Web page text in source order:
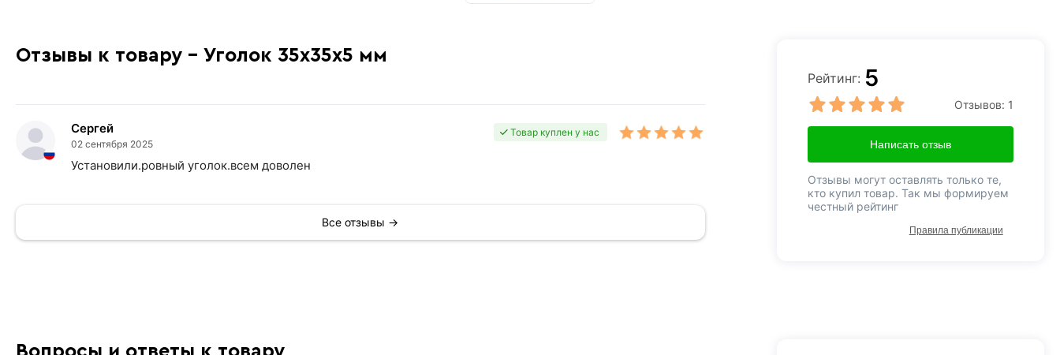
Отзывы к товару - Уголок 35х35х5 мм
Сергей
02 сентября 2025
Товар куплен у нас
Установили.ровный уголок.всем доволен
Все отзывы →
Рейтинг: 5
Отзывов: 1
Написать отзыв
Отзывы могут оставлять только те,
кто купил товар. Так мы формируем
честный рейтинг
Правила публикации